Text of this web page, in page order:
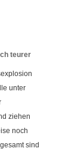
teurer
unter
ziehen
noch
sind